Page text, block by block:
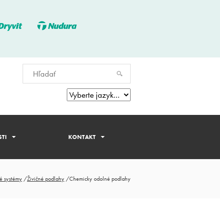
KONTAKT
systémy /Živičné podlahy /Chemicky odolné podlahy